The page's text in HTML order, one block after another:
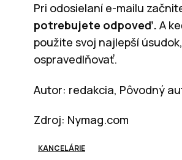
Pri odosielaní e-mailu
potrebujete odpoveď. A
použite svoj najlepší
ospravedlňovať.
Autor: redakcia, Pôvodný
Zdroj: Nymag.com
KANCELÁRIE